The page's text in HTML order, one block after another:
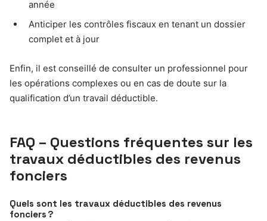
année
Anticiper les contrôles fiscaux en tenant un dossier
complet et à jour
Enfin, il est conseillé de consulter un professionnel pour
les opérations complexes ou en cas de doute sur la
qualification d’un travail déductible.
FAQ – Questions fréquentes sur les
travaux déductibles des revenus
fonciers
Quels sont les travaux déductibles des revenus
fonciers ?